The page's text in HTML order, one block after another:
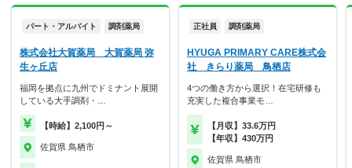
パート・アルバイト 調剤薬局
株式会社大賀薬局 大賀薬局 弥
生ヶ丘店
福岡を拠点に九州でドミナント展開
している大手調剤・…
【時給】2,100円～
佐賀県 鳥栖市
正社員 調剤薬局
HYUGA PRIMARY CARE株式会
社 きらり薬局 鳥栖店
4つの働き方から選択！在宅研修も
充実した複合事業モ…
【月収】33.6万円
【年収】430万円
佐賀県 鳥栖市